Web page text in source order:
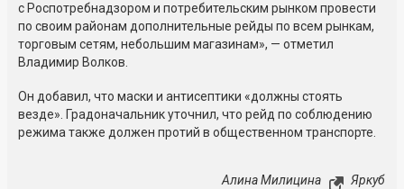
с Роспотребнадзором и потребительским рынком провести
по своим районам дополнительные рейды по всем рынкам,
торговым сетям, небольшим магазинам», — отметил
Владимир Волков.
Он добавил, что маски и антисептики «должны стоять
везде». Градоначальник уточнил, что рейд по соблюдению
режима также должен протий в общественном транспорте.
Алина Милицина Яркуб